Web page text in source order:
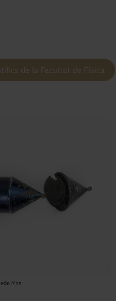
de la Facultat de Física
Mas